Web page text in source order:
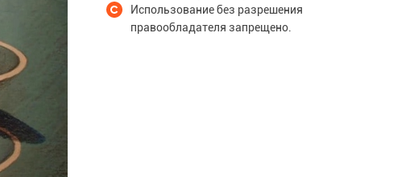
Использование без разрешения
правообладателя запрещено.